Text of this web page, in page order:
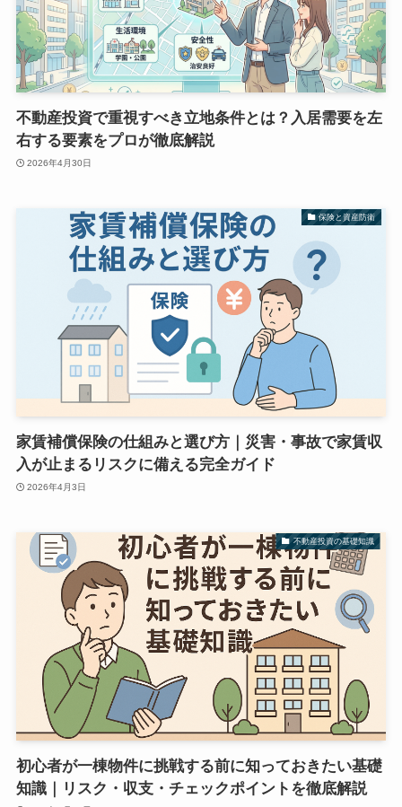
不動産投資で重視すべき立地条件とは？入居需要を左
右する要素をプロが徹底解説
2026年4月30日
保険と資産防衛
家賃補償保険の仕組みと選び方｜災害・事故で家賃収
入が止まるリスクに備える完全ガイド
2026年4月3日
不動産投資の基礎知識
初心者が一棟物件に挑戦する前に知っておきたい基礎
知識｜リスク・収支・チェックポイントを徹底解説